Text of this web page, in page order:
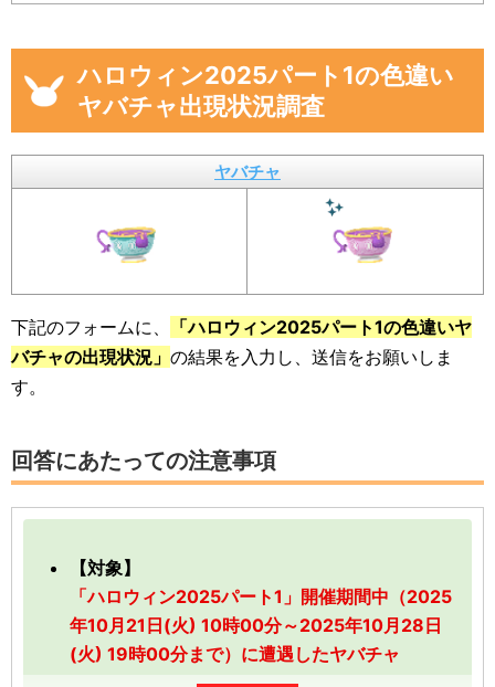
ハロウィン2025パート1の色違い
ヤバチャ出現状況調査
ヤバチャ
下記のフォームに、
「ハロウィン2025パート1の色違いヤ
バチャの出現状況」 の結果を入力し、送信をお願いしま
す。
回答にあたっての注意事項
【対象】
「ハロウィン2025パート1」開催期間中（2025
年10月21日(火) 10時00分～2025年10月28日
(火) 19時00分まで）に遭遇したヤバチャ